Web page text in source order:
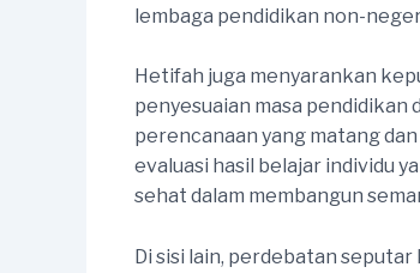
lembaga pendidikan non-
Hetifah juga menyarankan
penyesuaian masa pendidikan
perencanaan yang matang
evaluasi hasil belajar individu
sehat dalam membangun
Di sisi lain, perdebatan